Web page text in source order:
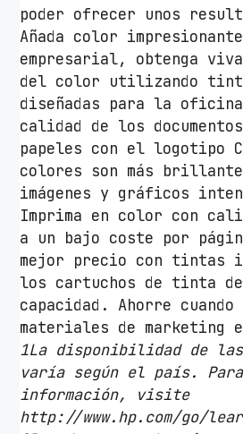
3
3
X
L
A
l
t
a
C
a
p
a
c
i
d
a
d
/
M
poder ofrecer unos
Añada color
empresarial, obtenga
del color utilizando
diseñadas para la
calidad de los
papeles con el logotipo
colores son más
imágenes y gráficos
Imprima en color con
a un bajo coste por
mejor precio con tintas
los cartuchos de tinta
capacidad. Ahorre cuando
materiales de marketing
1La disponibilidad de las
varía según el país. Para
información, visite
http://www.hp.com/go/